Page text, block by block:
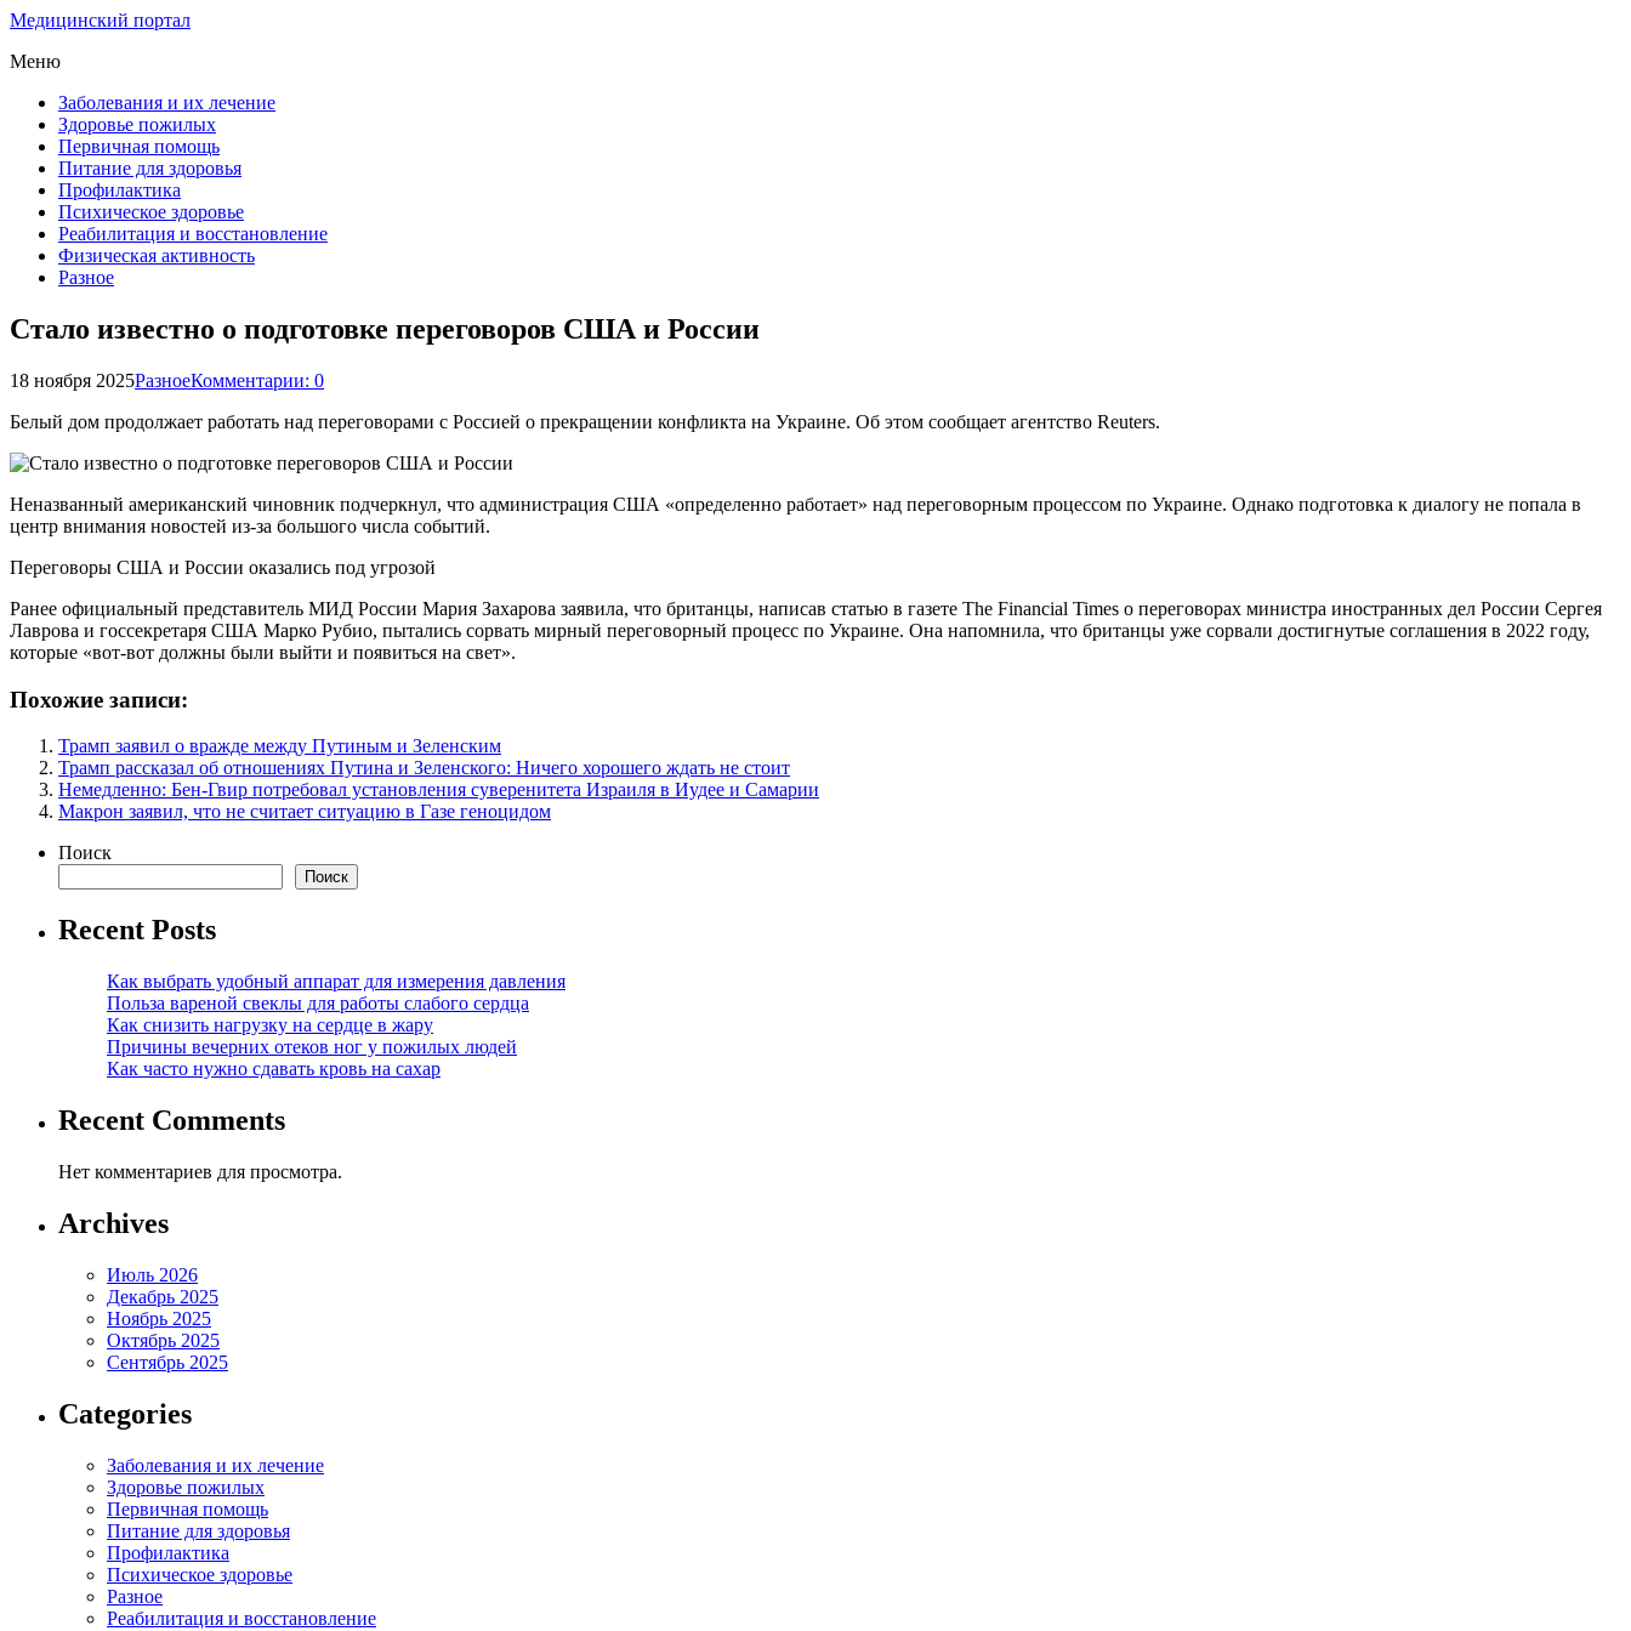
Медицинский портал
Меню
Заболевания и их лечение
Здоровье пожилых
Первичная помощь
Питание для здоровья
Профилактика
Психическое здоровье
Реабилитация и восстановление
Физическая активность
Разное
Стало известно о подготовке переговоров США и России
18 ноября 2025РазноеКомментарии: 0
Белый дом продолжает работать над переговорами с Россией о прекращении конфликта на Украине. Об этом сообщает агентство Reuters.
Неназванный американский чиновник подчеркнул, что администрация США «определенно работает» над переговорным процессом по Украине. Однако подготовка к диалогу не попала в
центр внимания новостей из-за большого числа событий.
Переговоры США и России оказались под угрозой
Ранее официальный представитель МИД России Мария Захарова заявила, что британцы, написав статью в газете The Financial Times о переговорах министра иностранных дел России Сергея
Лаврова и госсекретаря США Марко Рубио, пытались сорвать мирный переговорный процесс по Украине. Она напомнила, что британцы уже сорвали достигнутые соглашения в 2022 году,
которые «вот-вот должны были выйти и появиться на свет».
Похожие записи:
Трамп заявил о вражде между Путиным и Зеленским
Трамп рассказал об отношениях Путина и Зеленского: Ничего хорошего ждать не стоит
Немедленно: Бен-Гвир потребовал установления суверенитета Израиля в Иудее и Самарии
Макрон заявил, что не считает ситуацию в Газе геноцидом
Поиск
Поиск
Recent Posts
Как выбрать удобный аппарат для измерения давления
Польза вареной свеклы для работы слабого сердца
Как снизить нагрузку на сердце в жару
Причины вечерних отеков ног у пожилых людей
Как часто нужно сдавать кровь на сахар
Recent Comments
Нет комментариев для просмотра.
Archives
Июль 2026
Декабрь 2025
Ноябрь 2025
Октябрь 2025
Сентябрь 2025
Categories
Заболевания и их лечение
Здоровье пожилых
Первичная помощь
Питание для здоровья
Профилактика
Психическое здоровье
Разное
Реабилитация и восстановление